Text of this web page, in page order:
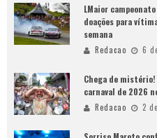
LMaior
doações para
semana
Redacao 6
Chega de
carnaval de 2026
Redacao 2